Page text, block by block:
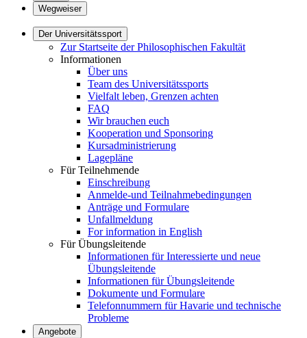
Wegweiser
Der Universitätssport
Zur Startseite der Philosophischen Fakultät
Informationen
Über uns
Team des Universitätssports
Vielfalt leben, Grenzen achten
FAQ
Wir brauchen euch
Kooperation und Sponsoring
Kursadministrierung
Lagepläne
Für Teilnehmende
Einschreibung
Anmelde-und Teilnahmebedingungen
Anträge und Formulare
Unfallmeldung
For information in English
Für Übungsleitende
Informationen für Interessierte und neue
Übungsleitende
Informationen für Übungsleitende
Dokumente und Formulare
Telefonnummern für Havarie und technische
Probleme
Angebote